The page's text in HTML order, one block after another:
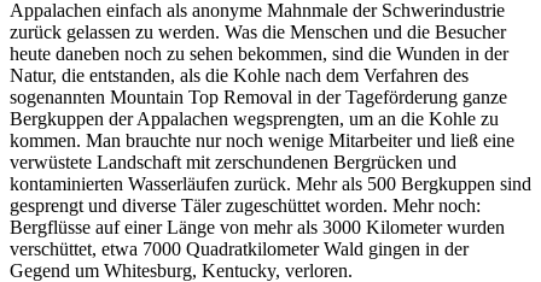
Appalachen einfach als anonyme Mahnmale der Schwerindustrie
zurück gelassen zu werden. Was die Menschen und die Besucher
heute daneben noch zu sehen bekommen, sind die Wunden in der
Natur, die entstanden, als die Kohle nach dem Verfahren des
sogenannten Mountain Top Removal in der Tageförderung ganze
Bergkuppen der Appalachen wegsprengten, um an die Kohle zu
kommen. Man brauchte nur noch wenige Mitarbeiter und ließ eine
verwüstete Landschaft mit zerschundenen Bergrücken und
kontaminierten Wasserläufen zurück. Mehr als 500 Bergkuppen sind
gesprengt und diverse Täler zugeschüttet worden. Mehr noch:
Bergflüsse auf einer Länge von mehr als 3000 Kilometer wurden
verschüttet, etwa 7000 Quadratkilometer Wald gingen in der
Gegend um Whitesburg, Kentucky, verloren.